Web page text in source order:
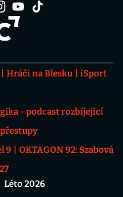
Hráči na Blesku
iSport
- podcast rozbíjející
9
OKTAGON 92: Szabová
Léto 2026